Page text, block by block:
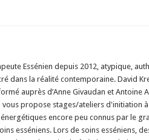
Essénien depuis 2012, atypique,
dans la réalité contemporaine. David
auprès d’Anne Givaudan et Antoine
vous propose stages/ateliers d'initiation
encore peu connus par le
esséniens. Lors de soins esséniens,